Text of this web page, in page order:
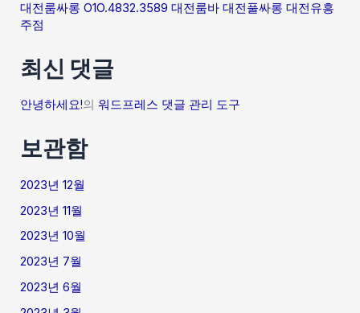
대전룸싸롱 O1O.4832.3589 대전룸바 대전풀싸롱 대전유흥
주점
최신 댓글
안녕하세요!의워드프레스 댓글 관리 도구
보관함
2023년 12월
2023년 11월
2023년 10월
2023년 7월
2023년 6월